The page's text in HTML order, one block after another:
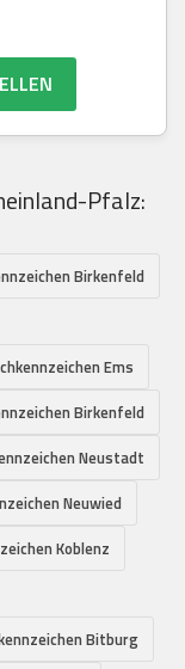
Pfalz:
Birkenfeld
Ems
Birkenfeld
Neustadt
Neuwied
Koblenz
Bitburg